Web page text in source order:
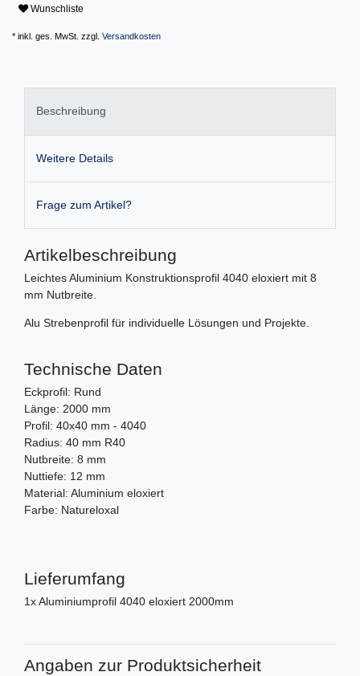
Wunschliste
* inkl. ges. MwSt. zzgl. Versandkosten
Beschreibung
Weitere Details
Frage zum Artikel?
Artikelbeschreibung
Leichtes Aluminium Konstruktionsprofil 4040 eloxiert mit 8
mm Nutbreite.
Alu Strebenprofil für individuelle Lösungen und Projekte.
Technische Daten
Eckprofil: Rund
Länge: 2000 mm
Profil: 40x40 mm - 4040
Radius: 40 mm R40
Nutbreite: 8 mm
Nuttiefe: 12 mm
Material: Aluminium eloxiert
Farbe: Natureloxal
Lieferumfang
1x Aluminiumprofil 4040 eloxiert 2000mm
Angaben zur Produktsicherheit